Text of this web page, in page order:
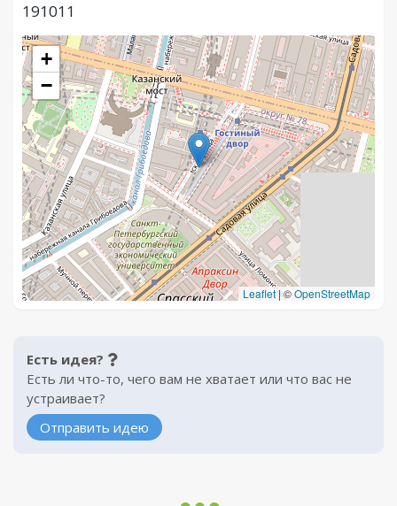
191011
+
−
Leaflet|©OpenStreetMap
Есть идея?
Есть ли что-то, чего вам не хватает или что вас не
устраивает?
Отправить идею